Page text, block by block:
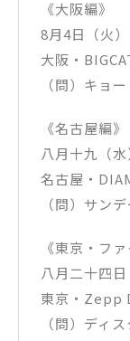
《大阪編》
8月4日（火）
大阪・
（問）キョ
《名古屋編》
八月十九（水
名古屋・
（問）サン
《東京・フ
八月二十四日
東京・Zepp
（問）ディ